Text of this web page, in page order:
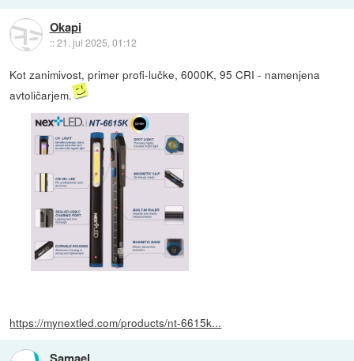
Okapi
::21. jul 2025, 01:12
Kot zanimivost, primer profi-lučke, 6000K, 95 CRI - namenjena
avtoličarjem.
https://mynextled.com/products/nt-6615k...